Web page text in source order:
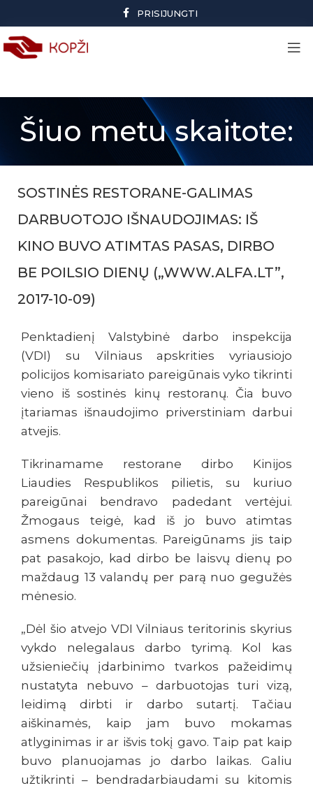
PRISIJUNGTI
Šiuo metu skaitote:
SOSTINĖS RESTORANE-GALIMAS
DARBUOTOJO IŠNAUDOJIMAS: IŠ
KINO BUVO ATIMTAS PASAS, DIRBO
BE POILSIO DIENŲ („WWW.ALFA.LT”,
2017-10-09)
Penktadienį Valstybinė darbo inspekcija
(VDI) su Vilniaus apskrities vyriausiojo
policijos komisariato pareigūnais vyko tikrinti
vieno iš sostinės kinų restoranų. Čia buvo
įtariamas išnaudojimo priverstiniam darbui
atvejis.
Tikrinamame restorane dirbo Kinijos
Liaudies Respublikos pilietis, su kuriuo
pareigūnai bendravo padedant vertėjui.
Žmogaus teigė, kad iš jo buvo atimtas
asmens dokumentas. Pareigūnams jis taip
pat pasakojo, kad dirbo be laisvų dienų po
maždaug 13 valandų per parą nuo gegužės
mėnesio.
„Dėl šio atvejo VDI Vilniaus teritorinis skyrius
vykdo nelegalaus darbo tyrimą. Kol kas
užsieniečių įdarbinimo tvarkos pažeidimų
nustatyta nebuvo – darbuotojas turi vizą,
leidimą dirbti ir darbo sutartį. Tačiau
aiškinamės, kaip jam buvo mokamas
atlyginimas ir ar išvis tokį gavo. Taip pat kaip
buvo planuojamas jo darbo laikas. Galiu
užtikrinti – bendradarbiaudami su kitomis